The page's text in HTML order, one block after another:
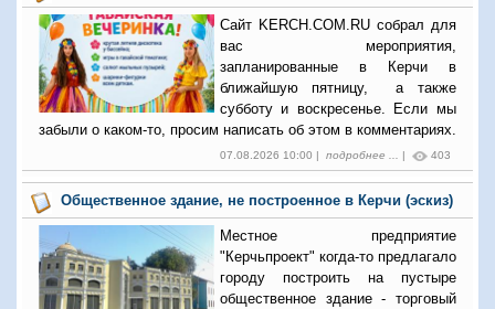
Сайт KERCH.COM.RU собрал для
вас мероприятия,
запланированные в Керчи в
ближайшую пятницу, а также
субботу и воскресенье. Если мы
забыли о каком-то, просим написать об этом в комментариях.
07.08.2026 10:00 | подробнее ... | 403
Общественное здание, не построенное в Керчи (эскиз)
Местное предприятие
"Керчьпроект" когда-то предлагало
городу построить на пустыре
общественное здание - торговый